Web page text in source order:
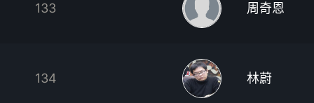
133 周奇恩
134 林蔚